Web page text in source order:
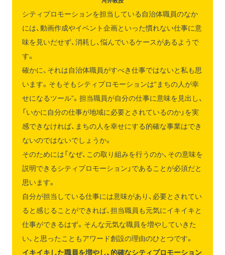
シティプロモーションを担当している自治体職員のなか
には、動画作成やイベント企画といった慣れない仕事に意
味を見いだせず、消耗し、悩んでいるケースがあるようで
す。
確かに、それは自治体職員がすべき仕事ではないと私も思
います。そもそもシティプロモーションは“まちの人が幸
せになるツール”。担当職員が自分の仕事に意味を見出し、
「いかに自分の仕事が地域に必要とされているのか」を実
感できなければ、まちの人を幸せにする的確な事業はでき
ないのではないでしょうか。
そのためには「なぜ、この取り組みを行うのか、その意味を
説明できるシティプロモーション」であることが必須だと
思います。
自分が担当している仕事には意味があり、必要とされてい
ると感じることができれば、担当職員も元気にイキイキと
仕事ができるはず。そんな元気な職員を増やしていきた
い、と思ったこともアワード創設の理由のひとつです。
イキイキした職員を増やし、的確なシティプロモーション